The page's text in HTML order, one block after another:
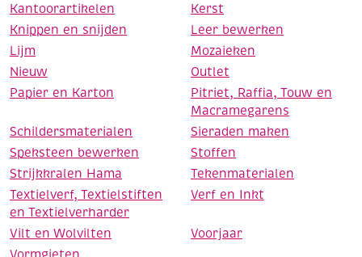
Kantoorartikelen
Kerst
Knippen en snijden
Leer bewerken
Lijm
Mozaieken
Nieuw
Outlet
Papier en Karton
Pitriet, Raffia, Touw en
Macramegarens
Schildersmaterialen
Sieraden maken
Speksteen bewerken
Stoffen
Strijkkralen Hama
Tekenmaterialen
Textielverf, Textielstiften
en Textielverharder
Verf en Inkt
Vilt en Wolvilten
Voorjaar